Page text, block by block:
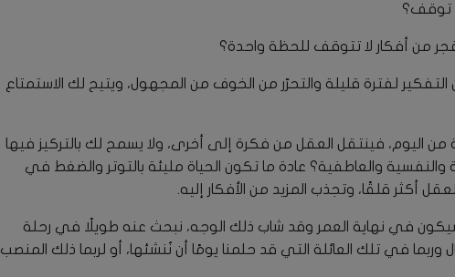
توقف؟
من أفكار لا تتوقف للحظة واحدة؟
لفترة قليلة والتحرّر من الخوف من المجهول، ويتيح لك الاستمتاع
اليوم، فينتقل العقل من فكرة إلى أخرى، ولا يسمح لك بالتركيز فيها
والنفسية والعاطفية؟ عادة ما تكون الحياة مليئة بالتوتر والضغط في
أكثر قلقًا، وتجذب المزيد من الأفكار إليه.
سيكون في نهاية العمر وقد شاب ذلك الوجه، نبحث عنه طويلًا في رحلة
وربما في تلك العائلة التي قد حلمنا يومًا أن نُنشئها، أو لربما ذلك المنصب